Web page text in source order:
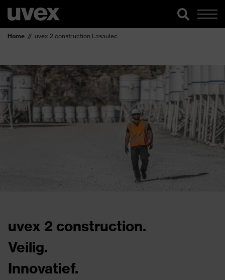
Home uvex 2 construction Lasaulec
uvex 2 construction.
Veilig.
Innovatief.